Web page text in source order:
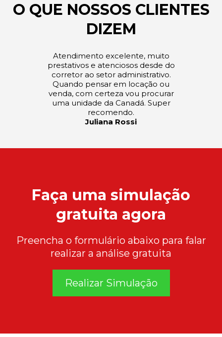
O QUE NOSSOS CLIENTES
DIZEM
Atendimento excelente, muito
prestativos e atenciosos desde do
corretor ao setor administrativo.
Quando pensar em locação ou
venda, com certeza vou procurar
uma unidade da Canadá. Super
recomendo.
Juliana Rossi
Faça uma simulação
gratuita agora
Preencha o formulário abaixo para falar
realizar a análise gratuita
Realizar Simulação